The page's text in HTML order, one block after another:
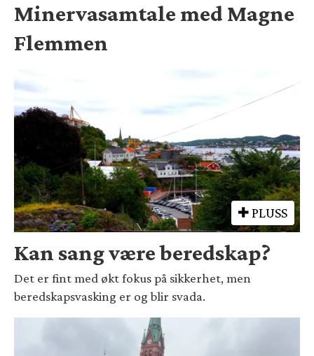
Minervasamtale med Magne
Flemmen
PLUSS
Kan sang være beredskap?
Det er fint med økt fokus på sikkerhet, men
beredskapsvasking er og blir svada.